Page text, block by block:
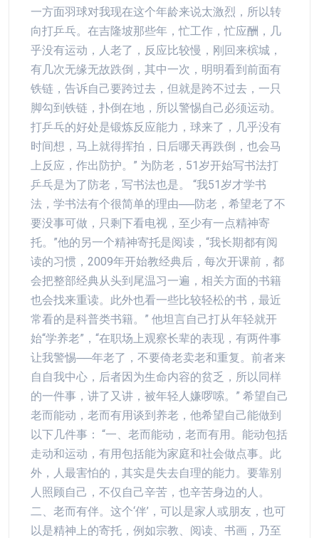
一方面羽球对我现在这个年龄来说太激烈，所以转
向打乒乓。在吉隆坡那些年，忙工作，忙应酬，几
乎没有运动，人老了，反应比较慢，刚回来槟城，
有几次无缘无故跌倒，其中一次，明明看到前面有
铁链，告诉自己要跨过去，但就是跨不过去，一只
脚勾到铁链，扑倒在地，所以警惕自己必须运动。
打乒乓的好处是锻炼反应能力，球来了，几乎没有
时间想，马上就得挥拍，日后哪天再跌倒，也会马
上反应，作出防护。” 为防老，51岁开始写书法打
乒乓是为了防老，写书法也是。 “我51岁才学书
法，学书法有个很简单的理由──防老，希望老了不
要没事可做，只剩下看电视，至少有一点精神寄
托。”他的另一个精神寄托是阅读，“我长期都有阅
读的习惯，2009年开始教经典后，每次开课前，都
会把整部经典从头到尾温习一遍，相关方面的书籍
也会找来重读。此外也看一些比较轻松的书，最近
常看的是科普类书籍。” 他坦言自己打从年轻就开
始“学养老”，“在职场上观察长辈的表现，有两件事
让我警惕──年老了，不要倚老卖老和重复。前者来
自自我中心，后者因为生命内容的贫乏，所以同样
的一件事，讲了又讲，被年轻人嫌啰嗦。” 希望自己
老而能动，老而有用谈到养老，他希望自己能做到
以下几件事： “一、老而能动，老而有用。能动包括
走动和运动，有用包括能为家庭和社会做点事。此
外，人最害怕的，其实是失去自理的能力。要靠别
人照顾自己，不仅自己辛苦，也辛苦身边的人。
二、老而有伴。这个‘伴’，可以是家人或朋友，也可
以是精神上的寄托，例如宗教、阅读、书画，乃至